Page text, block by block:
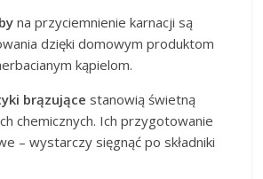
na przyciemnienie karnacji są
dzięki domowym produktom
kąpielom.
brązujące stanowią świetną
chemicznych. Ich przygotowanie
– wystarczy sięgnąć po składniki